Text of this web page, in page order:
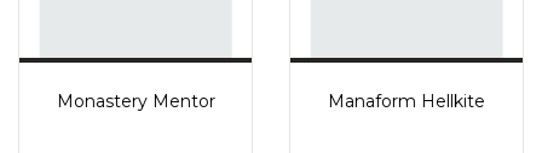
Monastery Mentor Manaform Hellkite